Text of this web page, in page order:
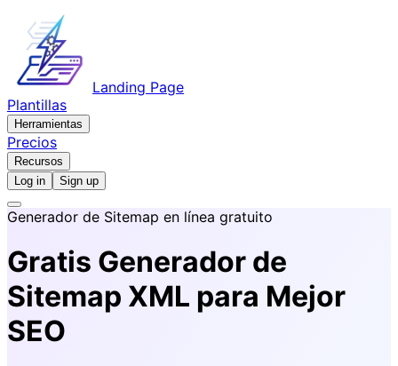
Landing Page
Plantillas
Herramientas
Precios
Recursos
Log in
Sign up
Generador de Sitemap en línea gratuito
Gratis Generador de
Sitemap XML para Mejor
SEO